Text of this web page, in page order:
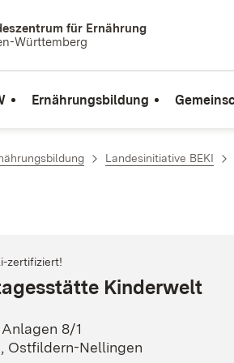
für Ernährung
Württemberg
Ernährungsbildung
Landesinitiative BEKI
zertifiziert!
Kinderwelt
8/1
Ostfildern-Nellingen